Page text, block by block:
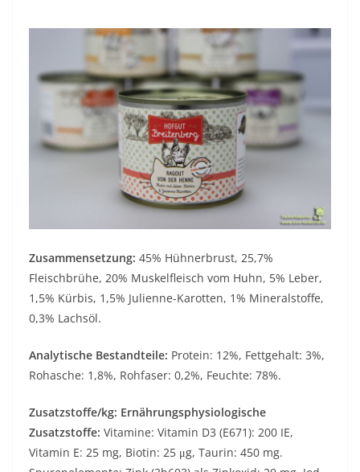
Zusammensetzung: 45% Hühnerbrust, 25,7%
Fleischbrühe, 20% Muskelfleisch vom Huhn, 5% Leber,
1,5% Kürbis, 1,5% Julienne-Karotten, 1% Mineralstoffe,
0,3% Lachsöl.
Analytische Bestandteile: Protein: 12%, Fettgehalt: 3%,
Rohasche: 1,8%, Rohfaser: 0,2%, Feuchte: 78%.
Zusatzstoffe/kg: Ernährungsphysiologische
Zusatzstoffe: Vitamine: Vitamin D3 (E671): 200 IE,
Vitamin E: 25 mg, Biotin: 25 μg, Taurin: 450 mg.